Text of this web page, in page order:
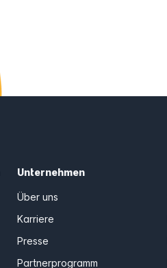
Unternehmen
Über uns
Karriere
Presse
Partnerprogramm